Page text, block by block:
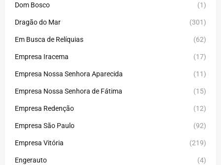
Dom Bosco (1)
Dragão do Mar (301)
Em Busca de Relíquias (62)
Empresa Iracema (17)
Empresa Nossa Senhora Aparecida (11)
Empresa Nossa Senhora de Fátima (15)
Empresa Redenção (12)
Empresa São Paulo (92)
Empresa Vitória (219)
Engerauto (4)